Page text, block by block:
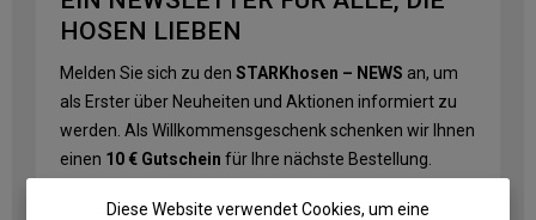
HOSEN LIEBEN
Melden Sie sich zu den STARKhosen – NEWS an, um
als Erster über Neuheiten und Aktionen informiert zu
werden. Als Willkommensgeschenk schenken wir Ihnen
einen 10 € Gutschein für Ihre nächste Bestellung.
E-Mail-Adresse*
Diese Website verwendet Cookies, um eine